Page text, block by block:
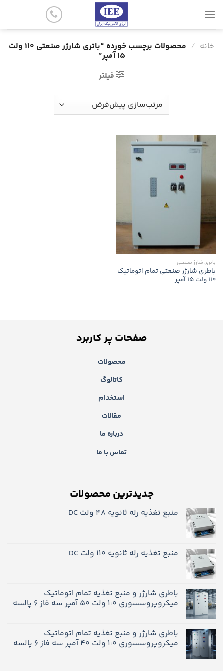
محتوا
خانه / محصولات برچسب خورده “باتری شارژر صنعتی 110 ولت
15 آمپر”
فیلتر
باتری شارژ صنعتی
باطری شارژر صنعتی تمام اتوماتیک
110 ولت 15 آمپر
صفحات پر کاربرد
محصولات
کاتالوگ
استخدام
مقالات
درباره ما
تماس با ما
جدیدترین محصولات
منبع تغذیه رله ثانویه 48 ولت DC
منبع تغذیه رله ثانویه ۱۱۰ ولت DC
باطری شارژر و منبع تغذیه تمام اتوماتیک
میکروپروسسوری 110 ولت 50 آمپر سه فاز 6 پالسه
باطری شارژر و منبع تغذیه تمام اتوماتیک
میکروپروسسوری 110 ولت 40 آمپر سه فاز 6 پالسه